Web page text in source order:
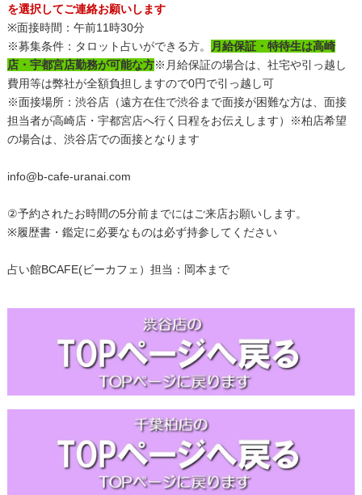
を選択してご連絡お願いします
※面接時間：午前11時30分
※募集条件：タロット占いができる方。
月給保証・特待生は高崎
店・宇都宮店勤務が可能な方※月給保証の場合は、社宅や引っ越し
費用等は弊社が全額負担しますので0円で引っ越し可
※面接場所：渋谷店（遠方在住で渋谷まで面接が困難な方は、面接
担当者が高崎店・宇都宮店へ行く日程をお伝えします）※柏店希望
の場合は、渋谷店での面接となります
info@b-cafe-uranai.com
②予約されたお時間の5分前までにはご来店お願いします。
※履歴書・鑑定に必要なものは必ず持参してください
占い館BCAFE(ビーカフェ）担当：岡本まで